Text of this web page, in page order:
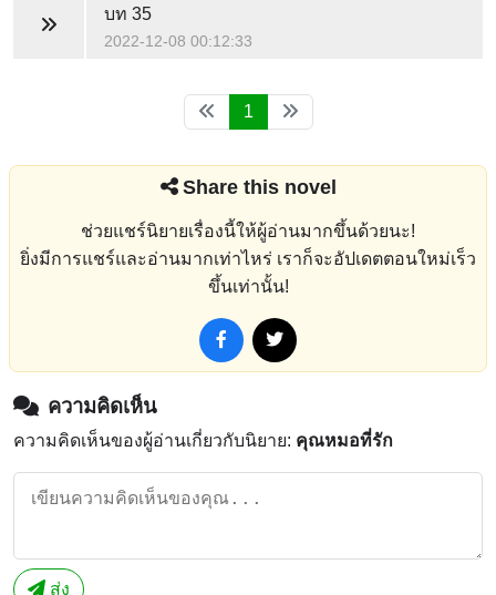
บท 35
2022-12-08 00:12:33
1
Share this novel
ช่วยแชร์นิยายเรื่องนี้ให้ผู้อ่านมากขึ้นด้วยนะ!
ยิ่งมีการแชร์และอ่านมากเท่าไหร่ เราก็จะอัปเดตตอนใหม่เร็ว
ขึ้นเท่านั้น!
ความคิดเห็น
ความคิดเห็นของผู้อ่านเกี่ยวกับนิยาย: คุณหมอที่รัก
ส่ง